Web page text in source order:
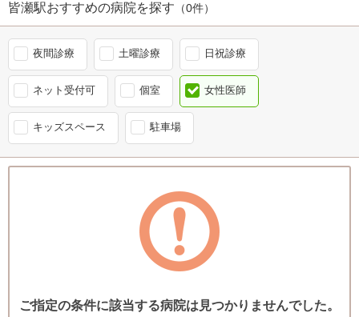
皆瀬駅おすすめの病院を探す （0件）
夜間診療 土曜診療 日祝診療
ネット受付可 個室 女性医師
キッズスペース 駐車場
ご指定の条件に該当する病院は見つかりませんでした。